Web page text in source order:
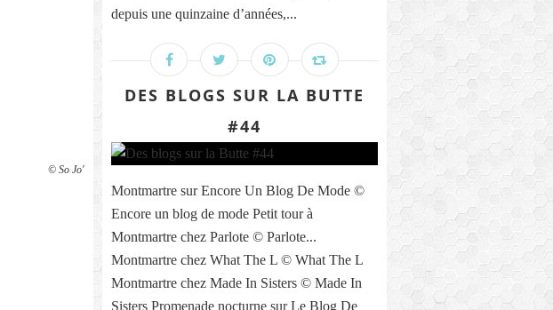
© So Jo'
depuis une quinzaine d’années,...
DES BLOGS SUR LA BUTTE
#44
Montmartre sur Encore Un Blog De Mode ©
Encore un blog de mode Petit tour à
Montmartre chez Parlote © Parlote...
Montmartre chez What The L © What The L
Montmartre chez Made In Sisters © Made In
Sisters Promenade nocturne sur Le Blog De